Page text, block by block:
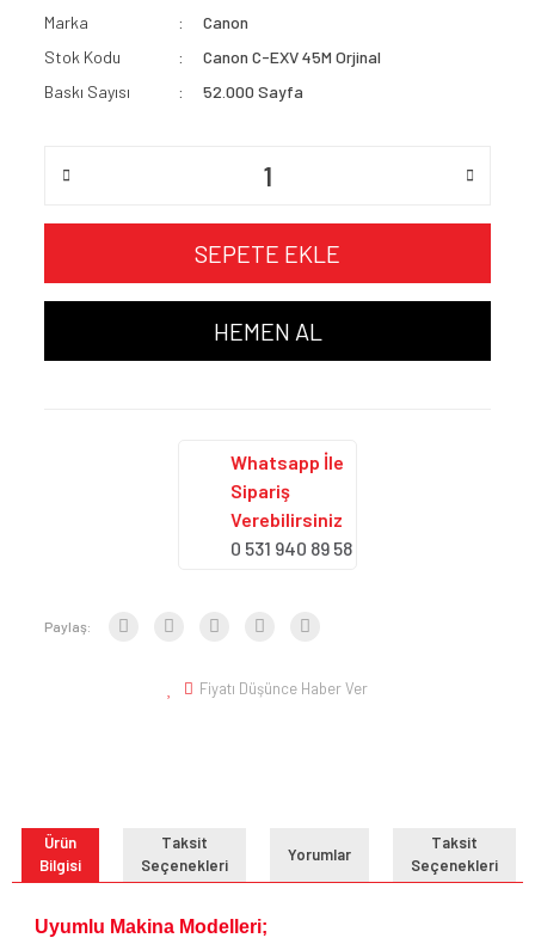
Marka
Canon
Stok Kodu
Canon C-EXV 45M Orjinal
Baskı Sayısı
52.000 Sayfa
SEPETE EKLE
HEMEN AL
Whatsapp İle
Sipariş
Verebilirsiniz
0 531 940 89 58
Paylaş:
Fiyatı Düşünce Haber Ver
Ürün
Bilgisi
Taksit
Seçenekleri
Yorumlar
Taksit
Seçenekleri
Uyumlu Makina Modelleri;